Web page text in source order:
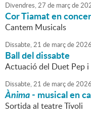
Divendres,27 de marçde
Cor Tiamat en
Cantem Musicals
Dissabte,21 de marçde2026
Ball del dissabte
Actuació del Duet Pep i
Dissabte,21 de marçde2026
Ànima- musical en
Sortida al teatre Tívoli